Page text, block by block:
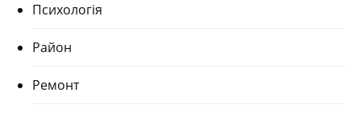
Психологія
Район
Ремонт